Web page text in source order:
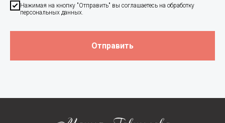
Нажимая на кнопку "Отправить" вы соглашаетесь на обработку
персональных данных.
Отправить